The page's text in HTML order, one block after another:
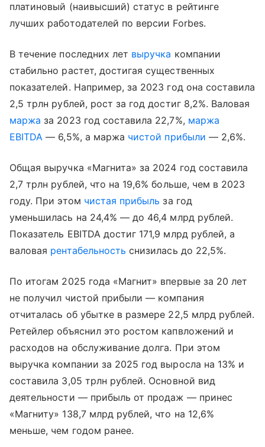
платиновый (наивысший) статус в рейтинге
лучших работодателей по версии Forbes.
В течение последних лет выручка компании
стабильно растет, достигая существенных
показателей. Например, за 2023 год она составила
2,5 трлн рублей, рост за год достиг 8,2%. Валовая
маржа за 2023 год составила 22,7%, маржа
EBITDA — 6,5%, а маржа чистой прибыли — 2,6%.
Общая выручка «Магнита» за 2024 год составила
2,7 трлн рублей, что на 19,6% больше, чем в 2023
году. При этом чистая прибыль за год
уменьшилась на 24,4% — до 46,4 млрд рублей.
Показатель EBITDA достиг 171,9 млрд рублей, а
валовая рентабельность снизилась до 22,5%.
По итогам 2025 года «Магнит» впервые за 20 лет
не получил чистой прибыли — компания
отчиталась об убытке в размере 22,5 млрд рублей.
Ретейлер объяснил это ростом капвложений и
расходов на обслуживание долга. При этом
выручка компании за 2025 год выросла на 13% и
составила 3,05 трлн рублей. Основной вид
деятельности — прибыль от продаж — принес
«Магниту» 138,7 млрд рублей, что на 12,6%
меньше, чем годом ранее.